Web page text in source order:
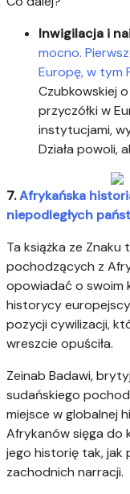
Inwigilacja i
mocno.
Europę, w tym
Czubkowskiej
przyczółki w
instytucjami,
Działa powoli,
7.Afrykańska
niepodległych
Ta książka ze
pochodzących z
opowiadać o swoim
historycy
pozycji cywilizacji,
wreszcie opuściła.
Zeinab Badawi,
sudańskiego
miejsce w globalnej
Afrykanów sięga do
jego historię tak, jak
zachodnich narracji.